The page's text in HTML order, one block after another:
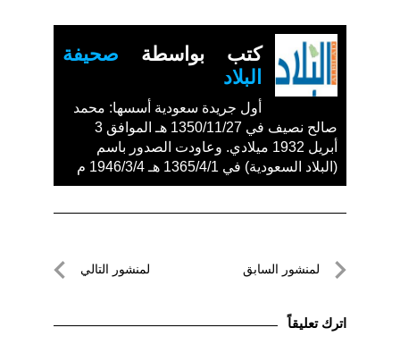
كتب بواسطة صحيفة
البلاد
أول جريدة سعودية أسسها: محمد
صالح نصيف في 1350/11/27 هـ الموافق 3
أبريل 1932 ميلادي. وعاودت الصدور باسم
(البلاد السعودية) في 1365/4/1 هـ 1946/3/4 م
تصفّحلمنشور السابق
السابق
لمنشور التالي
اترك تعليقاً